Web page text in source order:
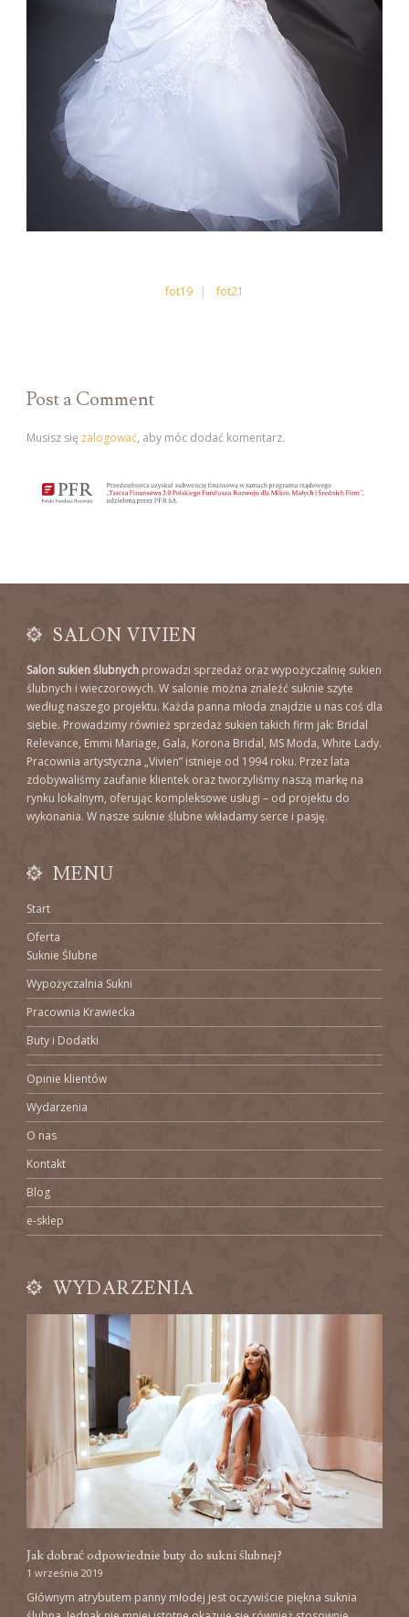
fot19 fot21
Post a Comment
Musisz się zalogować, aby móc dodać komentarz.
SALON VIVIEN
Salon sukien ślubnych prowadzi sprzedaż oraz wypożyczalnię sukien
ślubnych i wieczorowych. W salonie można znaleźć suknie szyte
według naszego projektu. Każda panna młoda znajdzie u nas coś dla
siebie. Prowadzimy również sprzedaż sukien takich firm jak: Bridal
Relevance, Emmi Mariage, Gala, Korona Bridal, MS Moda, White Lady.
Pracownia artystyczna „Vivien” istnieje od 1994 roku. Przez lata
zdobywaliśmy zaufanie klientek oraz tworzyliśmy naszą markę na
rynku lokalnym, oferując kompleksowe usługi – od projektu do
wykonania. W nasze suknie ślubne wkładamy serce i pasję.
MENU
Start
Oferta
Suknie Ślubne
Wypożyczalnia Sukni
Pracownia Krawiecka
Buty i Dodatki
Opinie klientów
Wydarzenia
O nas
Kontakt
Blog
e-sklep
WYDARZENIA
Jak dobrać odpowiednie buty do sukni ślubnej?
1 września 2019
Głównym atrybutem panny młodej jest oczywiście piękna suknia